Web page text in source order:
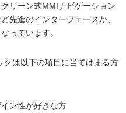
リーン式MMIナビゲーション
先進のインターフェースが、
っています。
クは以下の項目に当てはまる方
ン性が好きな方